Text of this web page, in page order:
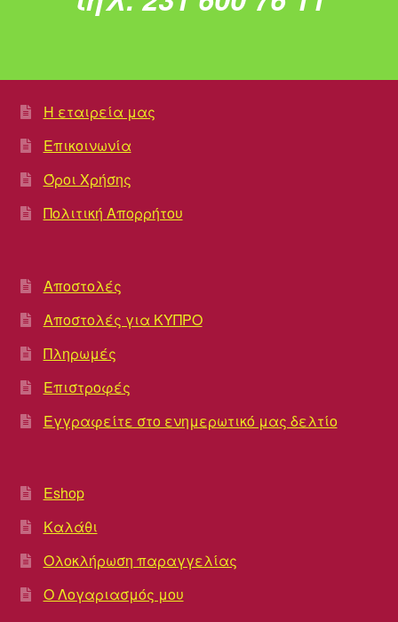
Η εταιρεία μας
Επικοινωνία
Όροι Χρήσης
Πολιτική Απορρήτου
Αποστολές
Αποστολές για ΚΥΠΡΟ
Πληρωμές
Επιστροφές
Εγγραφείτε στο ενημερωτικό μας δελτίο
Eshop
Καλάθι
Ολοκλήρωση παραγγελίας
Ο Λογαριασμός μου